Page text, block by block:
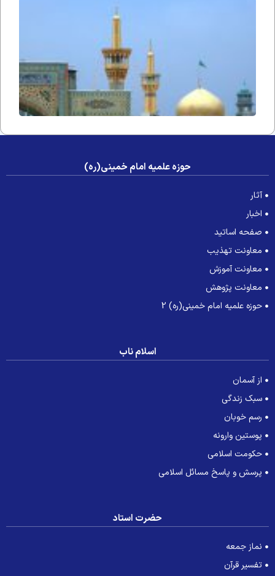
آوازِ
حوزه علمیه امام خمینی(ره)
آثار
اخبار
صفحه اساتید
معاونت تهذیب
معاونت آموزش
معاونت پژوهش
حوزه علمیه امام خمینی(ره) 2
اسلام ناب
از آسمان
سبک زندگی
رسم خوبان
پوستین وارونه
حکومت اسلامی
پرسش و پاسخ مسائل اسلامی
حضرت استاد
نماز جمعه
تفسیر قرآن